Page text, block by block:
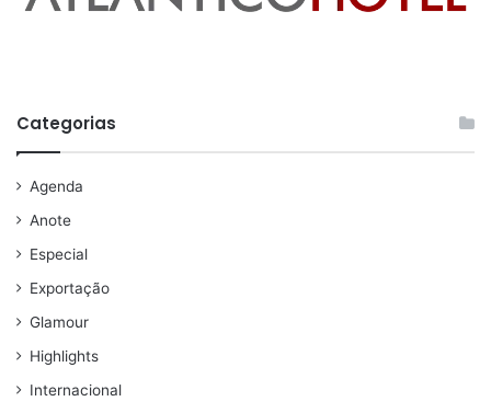
Categorias
Agenda
Anote
Especial
Exportação
Glamour
Highlights
Internacional